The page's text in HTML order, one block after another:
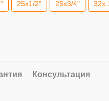
25x1/2" 25x3/4" 32x
Консультация